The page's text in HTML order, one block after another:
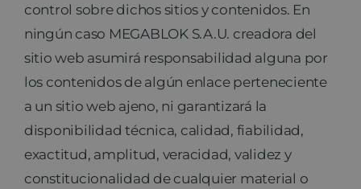
control sobre dichos sitios y contenidos. En
ningún caso MEGABLOK S.A.U. creadora del
sitio web asumirá responsabilidad alguna por
los contenidos de algún enlace perteneciente
a un sitio web ajeno, ni garantizará la
disponibilidad técnica, calidad, fiabilidad,
exactitud, amplitud, veracidad, validez y
constitucionalidad de cualquier material o